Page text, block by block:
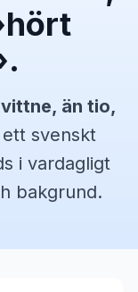
än tio,
svenskt
i vardagligt
bakgrund.